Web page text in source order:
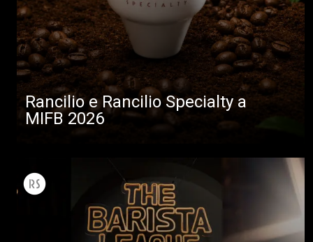
Rancilio e Rancilio Specialty a
MIFB 2026